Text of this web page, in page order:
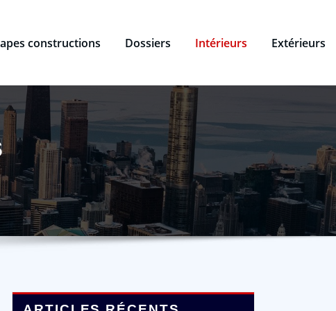
constructions Dossiers Intérieurs Extérieurs